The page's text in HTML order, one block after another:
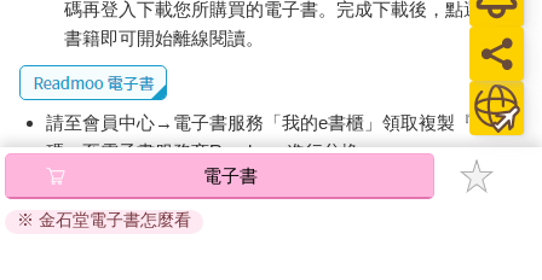
碼再登入下載您所購買的電子書。完成下載後，點選任一
書籍即可開始離線閱讀。
請至會員中心→電子書服務「我的e書櫃」領取複製『兌換
碼』至電子書服務商Readmoo進行兌換。
退換貨須知：
因版權保護，您在金石堂所購買的電子書僅能以金石堂專屬
電子書
※ 金石堂電子書怎麼看